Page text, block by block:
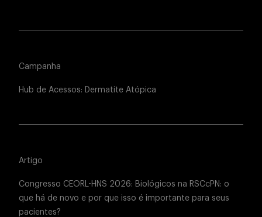
Campanha
Hub de Acessos: Dermatite Atópica
Artigo
Congresso CEORL-HNS 2026: Biológicos na RSCcPN: o
que há de novo e por que isso é importante para seus
pacientes?